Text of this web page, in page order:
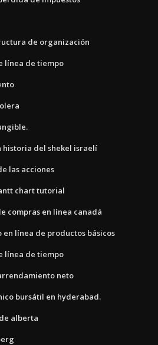
de organización
línea de tiempo
historia del shekel israelí
las acciones
chart tutorial
compras en línea canadá
línea de productos básicos
línea de tiempo
neto
bursátil en hyderabad.
alberta